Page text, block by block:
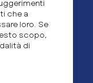
che a
loro. Se
scopo,
di